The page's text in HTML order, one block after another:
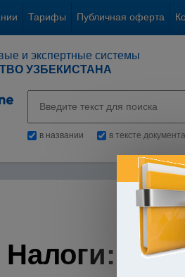
Тарифы Публичная оферта
и экспертные системы
УЗБЕКИСТАНА
в названии в тексте документа
Налоги: